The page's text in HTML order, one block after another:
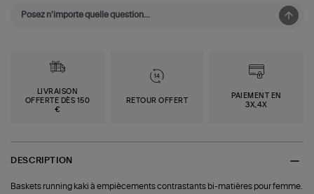
LIVRAISON
OFFERTE DÈS 150
€
RETOUR OFFERT
PAIEMENT EN
3X,4X
DESCRIPTION
Baskets running kaki à empiècements contrastants bi-matières pour femme.